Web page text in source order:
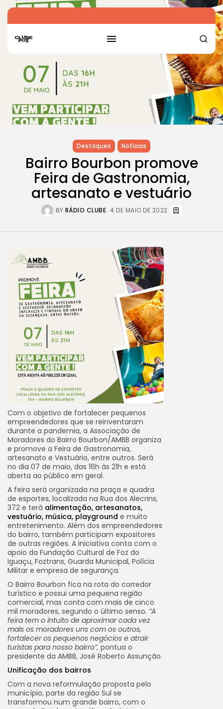
Destaques Notícias
Bairro Bourbon promove
Feira de Gastronomia,
artesanato e vestuário
BY RÁDIO CLUBE 4 DE MAIO DE 2022
Com o objetivo de fortalecer pequenos
empreendedores que se reinventaram
durante a pandemia, a Associação de
Moradores do Bairro Bourbon/AMBB organiza
e promove a Feira de Gastronomia,
artesanato e Vestuário, entre outros. Será
no dia 07 de maio, das 16h às 21h e está
aberta ao público em geral.
A feira será organizada na praça e quadra
de esportes, localizada na Rua dos Alecrins,
372 e terá alimentação, artesanatos,
vestuário, música, playground e muito
entretenimento. Além dos empreendedores
do bairro, também participam expositores
de outras regiões. A iniciativa conta com o
apoio da Fundação Cultural de Foz do
Iguaçu, Foztrans, Guarda Municipal, Polícia
Militar e empresa de segurança.
O Bairro Bourbon fica na rota do corredor
turístico e possui uma pequena região
comercial, mas conta com mais de cinco
mil moradores, segundo o último senso. “A
feira tem o intuito de aproximar cada vez
mais os moradores uns com os outros,
fortalecer os pequenos negócios e atrair
turistas para nosso bairro”, pontua o
presidente da AMBB, José Roberto Assunção.
Unificação dos bairros
Com a nova reformulação proposta pelo
município, parte da região Sul se
transformou num grande bairro, com o